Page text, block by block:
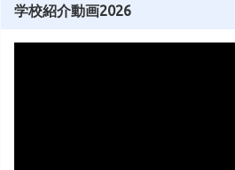
学校紹介動画2026